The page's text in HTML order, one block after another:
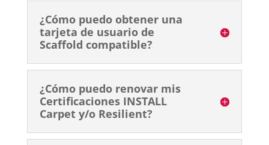
¿Cómo puedo obtener una
tarjeta de usuario de
Scaffold compatible?
¿Cómo puedo renovar mis
Certificaciones INSTALL
Carpet y/o Resilient?